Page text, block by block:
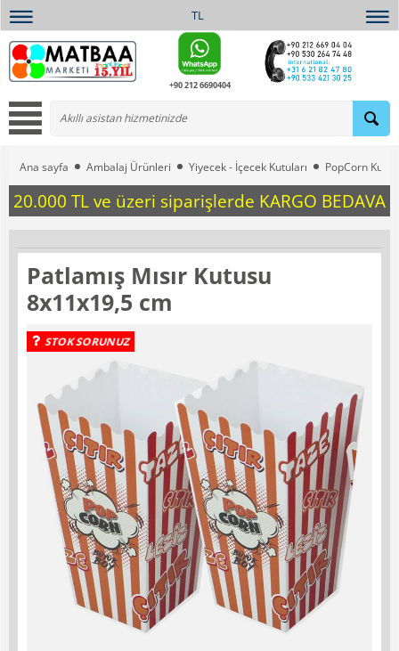
TL
+90 212 6690404
Ana sayfa Ambalaj Ürünleri Yiyecek - İçecek Kutuları PopCorn
20.000 TL ve üzeri siparişlerde KARGO BEDAVA
Patlamış Mısır Kutusu
8x11x19,5 cm
STOK SORUNUZ